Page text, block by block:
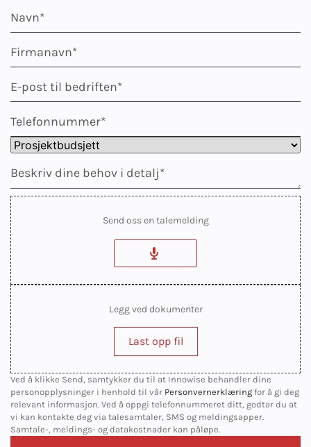
Send oss en talemelding
Legg ved dokumenter
Last opp fil
Ved å klikke Send, samtykker du til at Innowise behandler dine
personopplysninger i henhold til vår Personvernerklæring for å gi deg
relevant informasjon. Ved å oppgi telefonnummeret ditt, godtar du at
vi kan kontakte deg via talesamtaler, SMS og meldingsapper.
Samtale-, meldings- og datakostnader kan påløpe.